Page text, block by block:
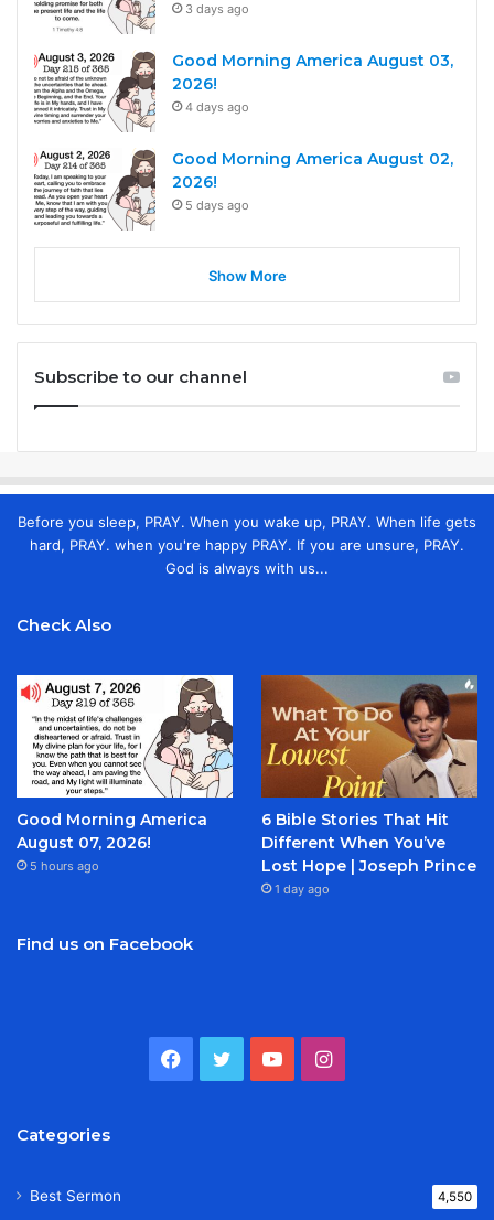
3 days ago
Good Morning America August 03,
2026!
4 days ago
Good Morning America August 02,
2026!
5 days ago
Show More
Subscribe to our channel
Before you sleep, PRAY. When you wake up, PRAY. When life gets
hard, PRAY. when you're happy PRAY. If you are unsure, PRAY.
God is always with us...
Check Also
Good Morning America
August 07, 2026!
5 hours ago
6 Bible Stories That Hit
Different When You’ve
Lost Hope | Joseph Prince
1 day ago
Find us on Facebook
Facebook
TwitterYouTubeInstagram
Categories
Best Sermon 4,550